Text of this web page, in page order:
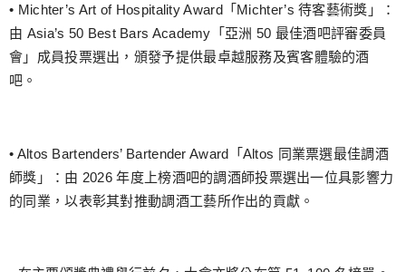
• Michter’s Art of Hospitality Award「Michter’s 待客藝術獎」：
由 Asia’s 50 Best Bars Academy「亞洲 50 最佳酒吧評審委員
會」成員投票選出，頒發予提供最卓越服務及賓客體驗的酒
吧。
• Altos Bartenders’ Bartender Award「Altos 同業票選最佳調酒
師獎」：由 2026 年度上榜酒吧的調酒師投票選出一位具影響力
的同業，以表彰其對推動調酒工藝所作出的貢獻。